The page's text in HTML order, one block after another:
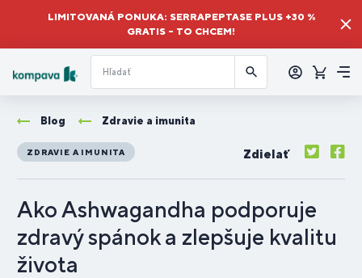
LIMITOVANÁ PONUKA: SERRAPEPTASE PLUS +30 %
GRATIS – TO CHCEM!
sa
Košík
Blog Zdravie a imunita
ZDRAVIE A IMUNITA Zdielať
Ako Ashwagandha podporuje
zdravý spánok a zlepšuje kvalitu
života